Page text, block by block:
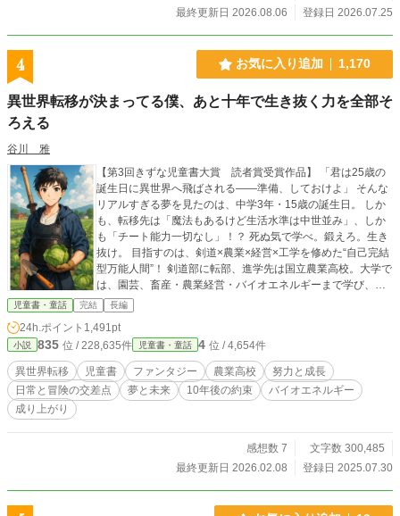
部完結しました。 ８/６ 日常編を公開開始。（日常編は一話
最終更新日 2026.08.06
登録日 2026.07.25
4 お気に入り追加 1,170
異世界転移が決まってる僕、あと十年で生き抜く力を全部そ
ろえる
谷川 雅
【第3回きずな児童書大賞 読者賞受賞作品】 「君は25歳の
誕生日に異世界へ飛ばされる――準備、しておけよ」 そんな
リアルすぎる夢を見たのは、中学3年・15歳の誕生日。 しか
も、転移先は「魔法もあるけど生活水準は中世並み」、しか
も「チート能力一切なし」！？ 死ぬ気で学べ。鍛えろ。生き
抜け。 目指すのは、剣道×農業×経営×工学を修めた“自己完結
型万能人間”！ 剣道部に転部、進学先は国立農業高校。大学で
は、園芸、畜産・農業経営・バイオエネルギーまで学び、最
終的には油が採れるジャガイモを発見して学内ベンチャーの
社長に―― そう、全部は「異世界で生きるため」！ そしてつ
いに25歳の誕生日。目を覚ますと、そこは剣と魔法の異世
界。 武器は竹刀、知識はリアル、金は……時計を売った。 こ
こから始まるのは、“計画された異世界成り上がり”！ 「魔法
がなくても、俺には農業と剣がある――」 未来を知る少年
が、10年かけて“最強の一般人”になり、異世界を生き抜く！
児童書・童話 完結 長編
24h.ポイント 1,491pt
小説 835 位 / 228,635件 児童書・童話 4 位 / 4,654件
異世界転移 児童書 ファンタジー 農業高校
努力と成長
日常と冒険の交差点
夢と未来 10年後の約束
バイオエネルギー
成り上がり
感想数 7
文字数 300,485
最終更新日 2026.02.08
登録日 2025.07.30